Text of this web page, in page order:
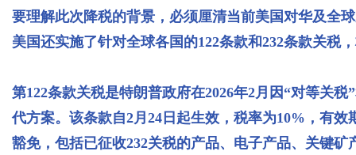
要理解此次降税的背景，必须厘清当前美国对华及全
美国还实施了针对全球各国的122条款和232条款关税
第122条款关税是特朗普政府在2026年2月因“对等关
代方案。该条款自2月24日起生效，税率为10%，有
豁免，包括已征收232关税的产品、电子产品、关键矿